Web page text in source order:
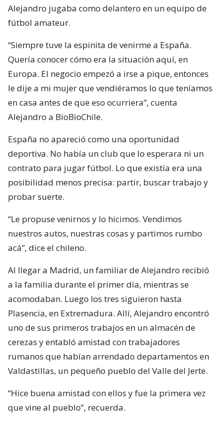
Alejandro jugaba como delantero en un equipo de
fútbol amateur.
“Siempre tuve la espinita de venirme a España.
Quería conocer cómo era la situación aquí, en
Europa. El negocio empezó a irse a pique, entonces
le dije a mi mujer que vendiéramos lo que teníamos
en casa antes de que eso ocurriera”, cuenta
Alejandro a BioBioChile.
España no apareció como una oportunidad
deportiva. No había un club que lo esperara ni un
contrato para jugar fútbol. Lo que existía era una
posibilidad menos precisa: partir, buscar trabajo y
probar suerte.
“Le propuse venirnos y lo hicimos. Vendimos
nuestros autos, nuestras cosas y partimos rumbo
acá”, dice el chileno.
Al llegar a Madrid, un familiar de Alejandro recibió
a la familia durante el primer día, mientras se
acomodaban. Luego los tres siguieron hasta
Plasencia, en Extremadura. Allí, Alejandro encontró
uno de sus primeros trabajos en un almacén de
cerezas y entabló amistad con trabajadores
rumanos que habían arrendado departamentos en
Valdastillas, un pequeño pueblo del Valle del Jerte.
“Hice buena amistad con ellos y fue la primera vez
que vine al pueblo”, recuerda.